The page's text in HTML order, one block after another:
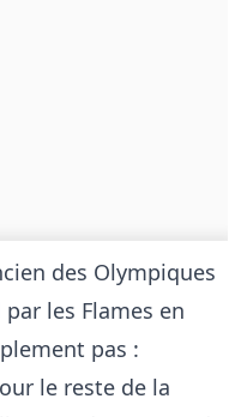
des Olympiques
les Flames en
pas :
le reste de la